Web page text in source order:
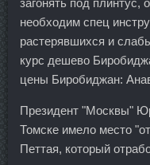
загонять под плинтус,
необходим спец
растерявшихся и
курс дешево
цены Биробиджан:
Президент "Москвы"
Томске имело место
Петтая, который